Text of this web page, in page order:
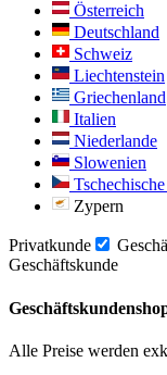
Österreich
Deutschland
Schweiz
Liechtenstein
Griechenland
Italien
Niederlande
Slowenien
Zypern
Privatkunde
Geschäftskunde
Alle Preise werden